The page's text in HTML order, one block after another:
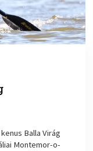
Balla Virág
Montemor-o-